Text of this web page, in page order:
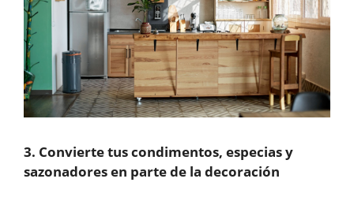
3. Convierte tus condimentos, especias y
sazonadores en parte de la decoración